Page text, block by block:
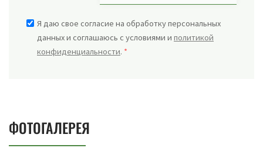
Я даю свое согласие на обработку персональных
данных и соглашаюсь с условиями и политикой
конфиденциальности. *
ФОТОГАЛЕРЕЯ